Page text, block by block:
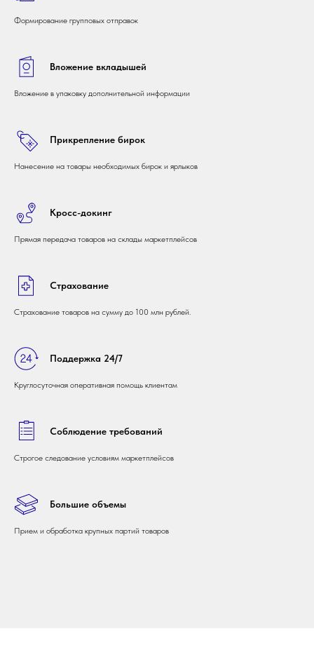
Формирование групповых отправок
Вложение вкладышей
Вложение в упаковку дополнительной информации
Прикрепление бирок
Нанесение на товары необходимых бирок и ярлыков
Кросс-докинг
Прямая передача товаров на склады маркетплейсов
Страхование
Страхование товаров на сумму до 100 млн рублей.
Поддержка 24/7
Круглосуточная оперативная помощь клиентам
Соблюдение требований
Строгое следование условиям маркетплейсов
Большие объемы
Прием и обработка крупных партий товаров